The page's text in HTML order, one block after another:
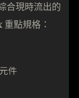
合現時流出的
點規格：
件